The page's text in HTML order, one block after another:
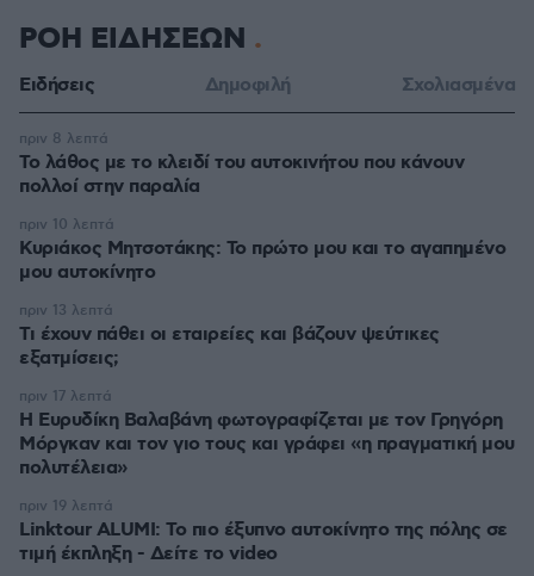
ΡΟΗ ΕΙΔΗΣΕΩΝ
Ειδήσεις Δημοφιλή Σχολιασμένα
Το λάθος με το κλειδί του αυτοκινήτου που κάνουν
πολλοί στην παραλία
πριν 8 λεπτά
Κυριάκος Μητσοτάκης: Το πρώτο μου και το αγαπημένο
μου αυτοκίνητο
πριν 10 λεπτά
Τι έχουν πάθει οι εταιρείες και βάζουν ψεύτικες
εξατμίσεις;
πριν 13 λεπτά
Η Ευρυδίκη Βαλαβάνη φωτογραφίζεται με τον Γρηγόρη
Μόργκαν και τον γιο τους και γράφει «η πραγματική μου
πολυτέλεια»
πριν 17 λεπτά
Linktour ALUMI: Το πιο έξυπνο αυτοκίνητο της πόλης σε
τιμή έκπληξη - Δείτε το video
πριν 19 λεπτά